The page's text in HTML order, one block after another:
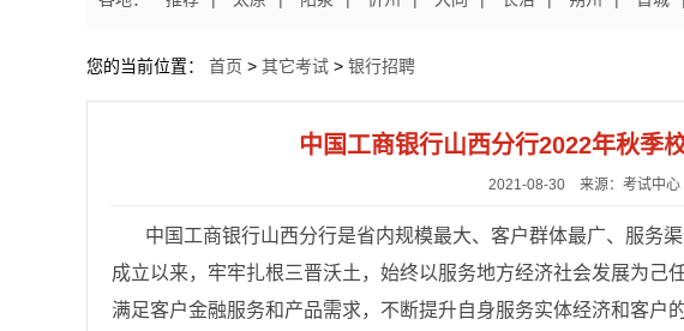
您的当前位置： 首页 > 其它考试 > 银行招聘
中国工商银行山西分行2022年秋季
2021-08-30 来源：考试中心
中国工商银行山西分行是省内规模最大、客户群体最广、服务
成立以来，牢牢扎根三晋沃土，始终以服务地方经济社会发展为己
满足客户金融服务和产品需求，不断提升自身服务实体经济和客户